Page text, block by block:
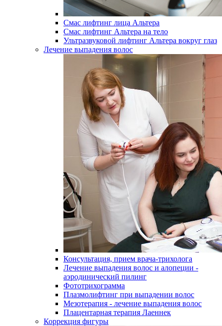
Смас лифтинг лица Альтера
Смас лифтинг Альтера на тело
Ультразвуковой лифтинг Альтера вокруг глаз
Лечение выпадения волос
Консультация, прием врача-трихолога
Лечение выпадения волос и алопеции -
аэродинический пилинг
Фототрихограмма
Плазмолифтинг при выпадении волос
Мезотерапия - лечение выпадения волос
Плацентарная терапия Лаеннек
Коррекция фигуры